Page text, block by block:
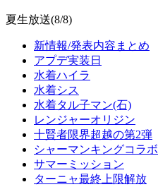
夏生放送(8/8)
新情報/発表内容まとめ
アプデ実装日
水着ハイラ
水着シス
水着タル子マン(石)
レンジャーオリジン
十賢者限界超越の第2弾
シャーマンキングコラボ
サマーミッション
ターニャ最終上限解放